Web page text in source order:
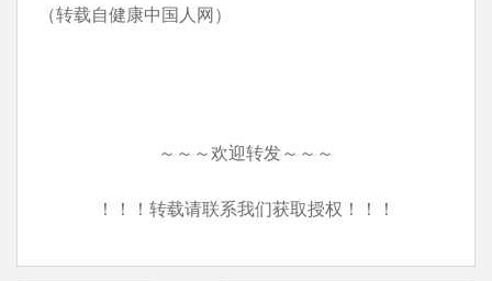
（转载自健康中国人网）
～～～欢迎转发～～～
！！！转载请联系我们获取授权！！！